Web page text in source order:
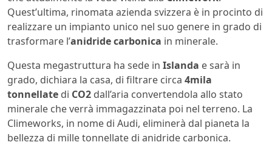
Quest’ultima, rinomata azienda svizzera è in procinto di
realizzare un impianto unico nel suo genere in grado di
trasformare l’anidride carbonica in minerale.
Questa megastruttura ha sede in Islanda e sarà in
grado, dichiara la casa, di filtrare circa 4mila
tonnellate di CO2 dall’aria convertendola allo stato
minerale che verrà immagazzinata poi nel terreno. La
Climeworks, in nome di Audi, eliminerà dal pianeta la
bellezza di mille tonnellate di anidride carbonica.